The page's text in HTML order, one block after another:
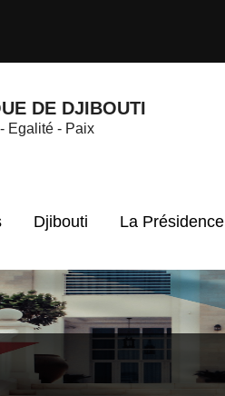
DE DJIBOUTI
Egalité - Paix
Djibouti La Présidence